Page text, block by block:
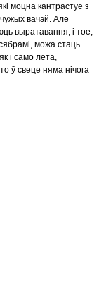
моцна кантрастуе з
вачэй. Але
выратавання, і тое,
можа стаць
і само лета,
ў свеце няма нічога